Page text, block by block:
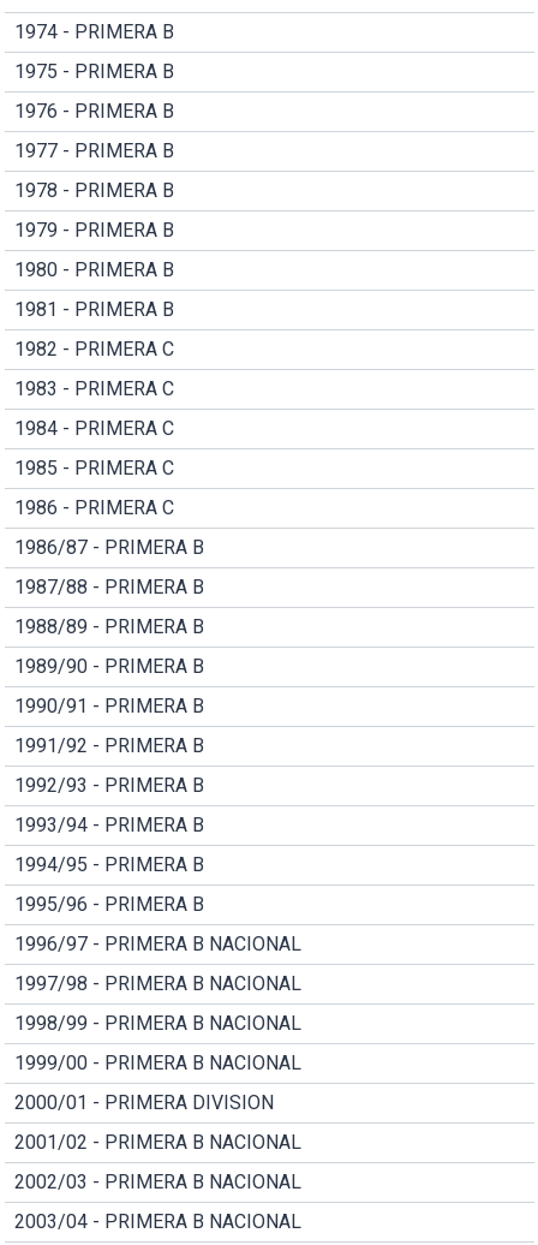
1974 - PRIMERA B
1975 - PRIMERA B
1976 - PRIMERA B
1977 - PRIMERA B
1978 - PRIMERA B
1979 - PRIMERA B
1980 - PRIMERA B
1981 - PRIMERA B
1982 - PRIMERA C
1983 - PRIMERA C
1984 - PRIMERA C
1985 - PRIMERA C
1986 - PRIMERA C
1986/87 - PRIMERA B
1987/88 - PRIMERA B
1988/89 - PRIMERA B
1989/90 - PRIMERA B
1990/91 - PRIMERA B
1991/92 - PRIMERA B
1992/93 - PRIMERA B
1993/94 - PRIMERA B
1994/95 - PRIMERA B
1995/96 - PRIMERA B
1996/97 - PRIMERA B NACIONAL
1997/98 - PRIMERA B NACIONAL
1998/99 - PRIMERA B NACIONAL
1999/00 - PRIMERA B NACIONAL
2000/01 - PRIMERA DIVISION
2001/02 - PRIMERA B NACIONAL
2002/03 - PRIMERA B NACIONAL
2003/04 - PRIMERA B NACIONAL